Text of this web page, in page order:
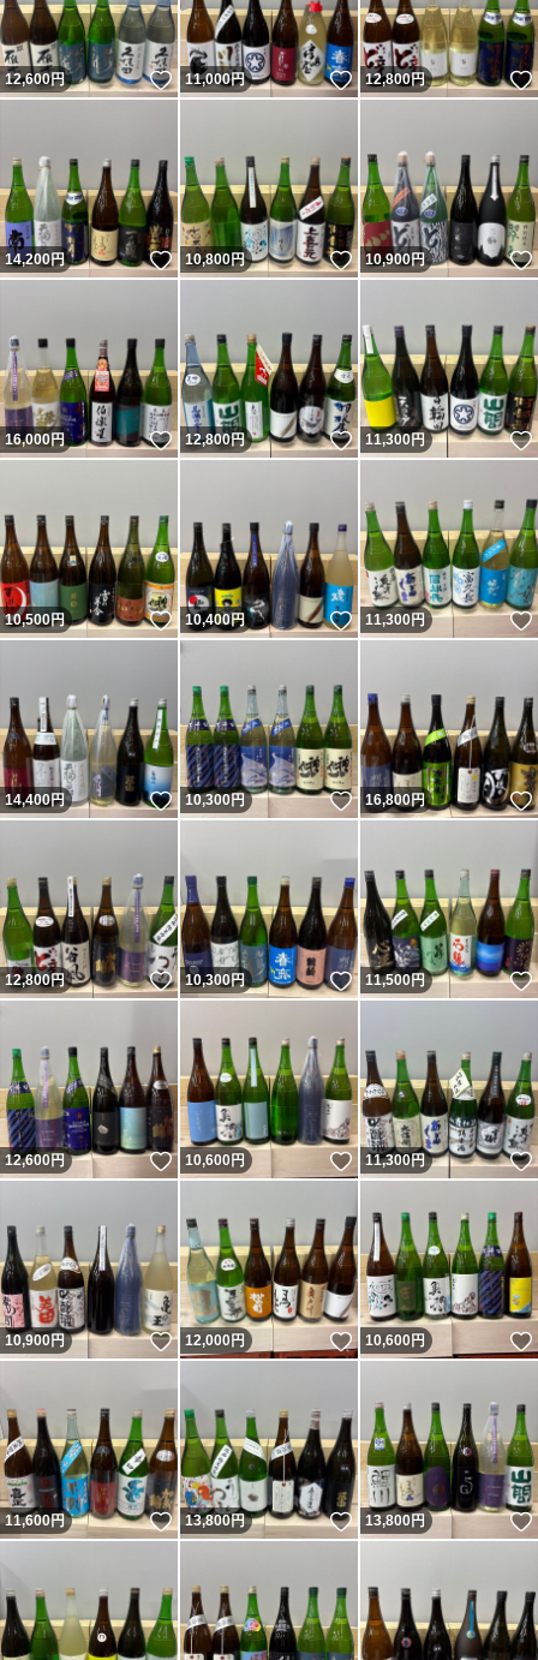
12,600円 いいね！
11,000円 いいね！
12,800円
14,200円 いいね！
10,800円 いいね！
10,900円
16,000円 いいね！
12,800円 いいね！
11,300円
10,500円 いいね！
10,400円 いいね！
11,300円
14,400円 いいね！
10,300円 いいね！
16,800円
12,800円 いいね！
10,300円 いいね！
11,500円
12,600円 いいね！
10,600円 いいね！
11,300円
10,900円 いいね！
12,000円 いいね！
10,600円
11,600円 いいね！
13,800円 いいね！
13,800円